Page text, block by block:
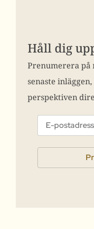
Håll dig
Prenumerera på
senaste
perspektiven